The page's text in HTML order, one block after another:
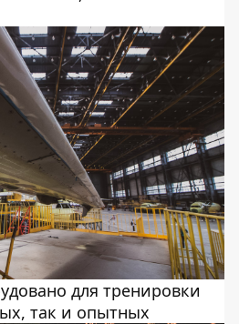
для тренировки
так и опытных